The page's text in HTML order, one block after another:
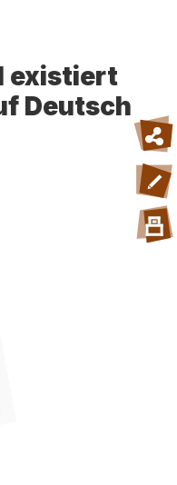
existiert
Deutsch